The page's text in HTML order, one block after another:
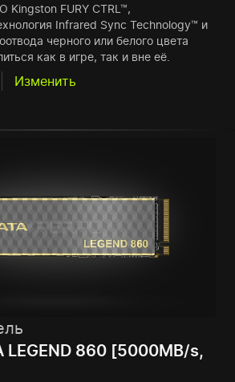
Kingston FURY CTRL™,
Infrared Sync Technology™ и
черного или белого цвета
как в игре, так и вне её.
Изменить
LEGEND 860 [5000MB/s,